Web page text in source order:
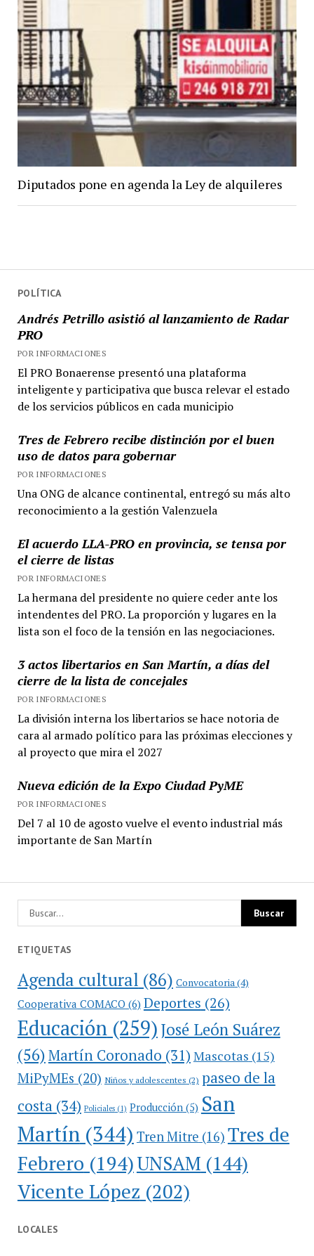
POLÍTICA
Andrés Petrillo asistió al lanzamiento de Radar
PRO
POR INFORMACIONES
El PRO Bonaerense presentó una plataforma
inteligente y participativa que busca relevar el estado
de los servicios públicos en cada municipio
Tres de Febrero recibe distinción por el buen
uso de datos para gobernar
POR INFORMACIONES
Una ONG de alcance continental, entregó su más alto
reconocimiento a la gestión Valenzuela
El acuerdo LLA-PRO en provincia, se tensa por
el cierre de listas
POR INFORMACIONES
La hermana del presidente no quiere ceder ante los
intendentes del PRO. La proporción y lugares en la
lista son el foco de la tensión en las negociaciones.
3 actos libertarios en San Martín, a días del
cierre de la lista de concejales
POR INFORMACIONES
La división interna los libertarios se hace notoria de
cara al armado político para las próximas elecciones y
al proyecto que mira el 2027
Nueva edición de la Expo Ciudad PyME
POR INFORMACIONES
Del 7 al 10 de agosto vuelve el evento industrial más
importante de San Martín
Diputados pone en agenda la Ley de alquileres
ETIQUETAS
Agenda cultural (86) Convocatoria (4)
Cooperativa COMACO(6) Deportes (26)
Educación(259)José León Suárez
(56)Martín Coronado (31) Mascotas (15)
MiPyMEs (20) Niños y adolescentes (2) paseo de la
costa(34) Policiales(1) Producción(5) San
Martín(344) Tren Mitre (16) Tres de
Febrero (194)UNSAM (144)
Vicente López (202)
LOCALES